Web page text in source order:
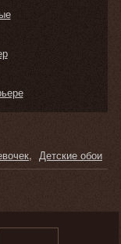
Детские обои